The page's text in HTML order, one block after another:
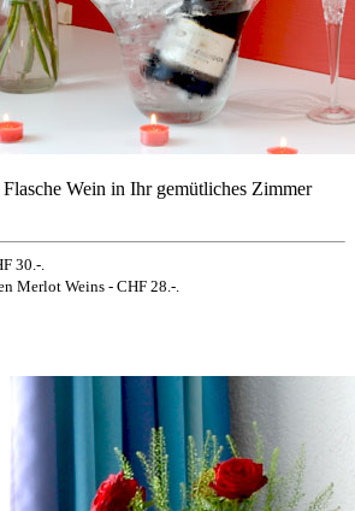
Wein in Ihr gemütliches Zimmer
30.-.
Merlot Weins - CHF 28.-.